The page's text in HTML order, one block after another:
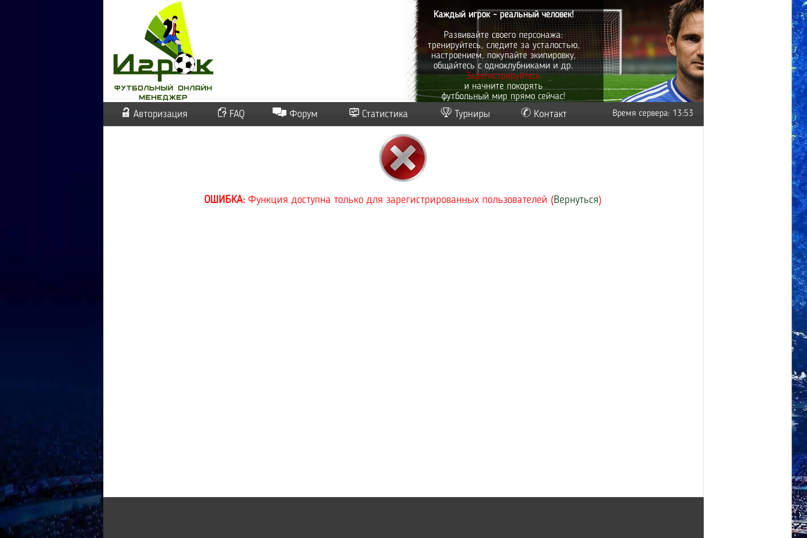
Каждый игрок - реальный человек!
Развивайте своего персонажа:
тренируйтесь, следите за усталостью,
настроением, покупайте экипировку,
общайтесь с одноклубниками и др.
Зарегистрируйтесь
и начните покорять
футбольный мир прямо сейчас!
Авторизация FAQ Форум Статистика Турниры Контакт Время сервера: 13:53
ОШИБКА: Функция доступна только для зарегистрированных пользователей (Вернуться)